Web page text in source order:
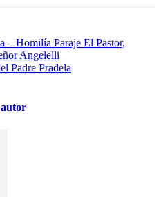
– Homilía Paraje El Pastor,
Angelelli
Padre Pradela